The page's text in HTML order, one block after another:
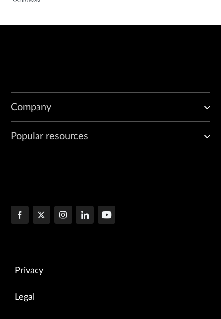
Company
Popular resources
Privacy
Legal